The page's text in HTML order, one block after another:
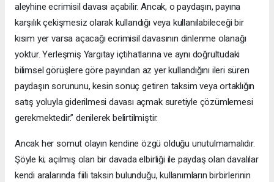
aleyhine ecrimisil davası açabilir. Ancak, o paydaşın, payına
karşılık çekişmesiz olarak kullandığı veya kullanılabileceği bir
kısım yer varsa açacağı ecrimisil davasının dinlenme olanağı
yoktur. Yerleşmiş Yargıtay içtihatlarına ve aynı doğrultudaki
bilimsel görüşlere göre payından az yer kullandığını ileri süren
paydaşın sorununu, kesin sonuç getiren taksim veya ortaklığın
satış yoluyla giderilmesi davası açmak suretiyle çözümlemesi
gerekmektedir.” denilerek belirtilmiştir.
Ancak her somut olayın kendine özgü olduğu unutulmamalıdır.
Şöyle ki; açılmış olan bir davada elbirliği ile paydaş olan davalılar
kendi aralarında fiili taksin bulunduğu, kullanımların birbirlerinin